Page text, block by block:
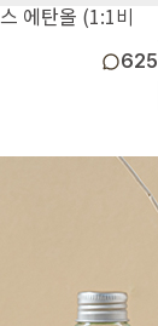
에탄올 (1:1비
625